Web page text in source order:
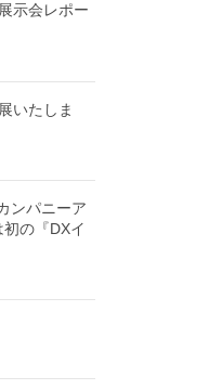
示会レポー
いたしま
ンパニーア
の『DXイ